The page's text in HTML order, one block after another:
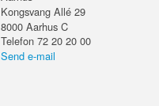
Kongsvang Allé 29
8000 Aarhus C
Telefon 72 20 20 00
Send e-mail